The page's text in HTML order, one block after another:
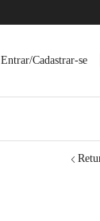
Entrar/Cadastrar-se